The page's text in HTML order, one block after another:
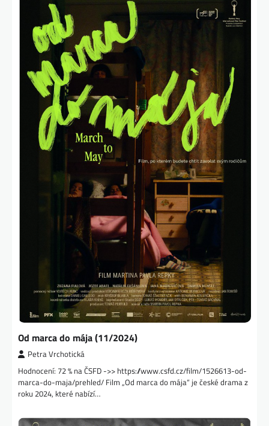
Od marca do mája (11/2024)
Petra Vrchotická
Hodnocení: 72 % na ČSFD ->> https://www.csfd.cz/film/1526613-od-
marca-do-maja/prehled/ Film „Od marca do mája“ je české drama z
roku 2024, které nabízí…